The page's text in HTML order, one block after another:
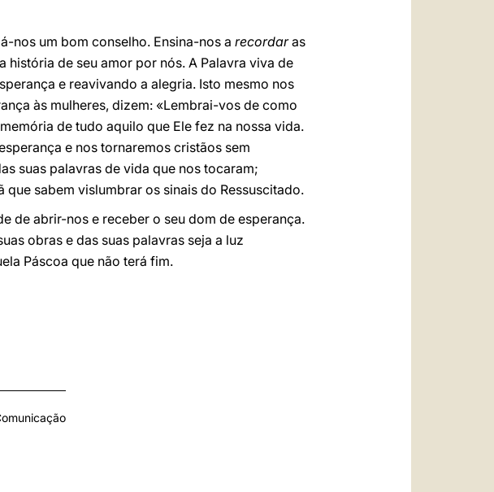
nos um bom conselho. Ensina-nos a recordaras
história de seu amor por nós. A Palavra viva de
e reavivando a alegria. Isto mesmo nos
às mulheres, dizem: «Lembrai-vos de como
de tudo aquilo que Ele fez na nossa vida.
e nos tornaremos cristãos sem
suas palavras de vida que nos tocaram;
sabem vislumbrar os sinais do Ressuscitado.
de abrir-nos e receber o seu dom de esperança.
obras e das suas palavras seja a luz
Páscoa que não terá fim.